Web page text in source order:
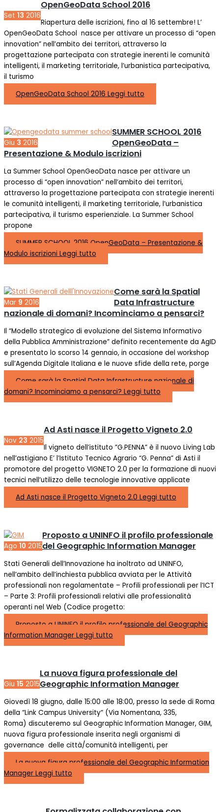
Set 13 2016
OpenGeoData School 2016
Riapertura delle iscrizioni, fino al 16 settembre! L’
OpenGeoData School nasce per attivare un processo di “open
innovation” nell’ambito dei territori, attraverso la
progettazione partecipata con strategie inerenti le comunità
intelligenti, il marketing territoriale, l’urbanistica partecipativa,
il turismo
OpenGeoData School 2016 Leggi tutto
Giu 3 2016
SUMMER SCHOOL 2016
OpenGeoData –
Presentazione & Modulo iscrizioni
La Summer School OpenGeoData nasce per attivare un
processo di “open innovation” nell’ambito dei territori,
attraverso la progettazione partecipata con strategie inerenti
le comunità intelligenti, il marketing territoriale, l’urbanistica
partecipativa, il turismo esperienziale. La Summer School
propone
SUMMER SCHOOL 2016 OpenGeoData – Presentazione &
Modulo iscrizioni Leggi tutto
Mar 9 2016
Come sarà la Spatial
Data Infrastructure
nazionale di domani? Incominciamo a pensarci?
Il “Modello strategico di evoluzione del Sistema Informativo
della Pubblica Amministrazione” definito recentemente da AgID
e presentato lo scorso 14 gennaio, in occasione del workshop
sull’Agenda Digitale Italiana e le nuove sfide della rete, porge
Come sarà la Spatial Data Infrastructure nazionale di
domani? Incominciamo a pensarci? Leggi tutto
Nov 23 2015
Ad Asti nasce il Progetto Vigneto 2.0
Il vigneto dell’istituto ”G.PENNA” è il nuovo Living Lab
nell’astigiano E’ l’Istituto Tecnico Agrario “G. Penna” di Asti il
promotore del progetto VIGNETO 2.0 per la formazione di nuovi
tecnici nell’utilizzo delle tecnologie innovative applicate
Ad Asti nasce il Progetto Vigneto 2.0 Leggi tutto
Ago 10 2015
Proposto a UNINFO il profilo professionale
del Geographic Information Manager
Stati Generali dell’Innovazione ha inoltrato ad UNINFO,
nell’ambito dell’inchiesta pubblica avviata per le Attività
professionali non regolamentate – Profili professionali per l’ICT
– Parte 3: Profili professionali relativi alle professionalità
operanti nel Web (Codice progetto:
Proposto a UNINFO il profilo professionale del Geographic
Information Manager Leggi tutto
Giu 15 2015
La nuova figura professionale del
Geographic Information Manager
Giovedì 18 giugno, dalle 15:00 alle 18:00, presso la sede di Roma
della “Link Campus University“ (Via Nomentana, 335,
Roma) discuteremo sul Geographic Information Manager, GIM,
nuova figura professionale inserita negli organismi di
governance delle città/comunità intelligenti, per
La nuova figura professionale del Geographic Information
Manager Leggi tutto